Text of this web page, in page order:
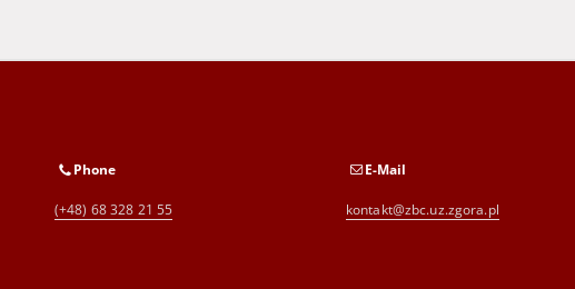
Phone
(+48) 68 328 21 55
E-Mail
kontakt@zbc.uz.zgora.pl